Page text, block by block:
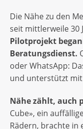
Die Nähe zu den
seit mittlerweile 30
Pilotprojekt
Beratungsdienst.
oder WhatsApp:
und unterstützt
Nähe zählt, auch
Cube», ein
Rädern, brachte in